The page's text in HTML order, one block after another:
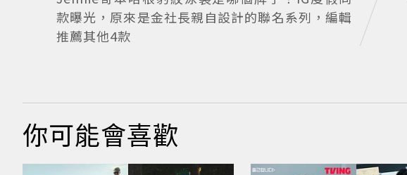
款曝光，原來是金社長親自設計的聯名系列，編輯
推薦其他4款
你可能會喜歡